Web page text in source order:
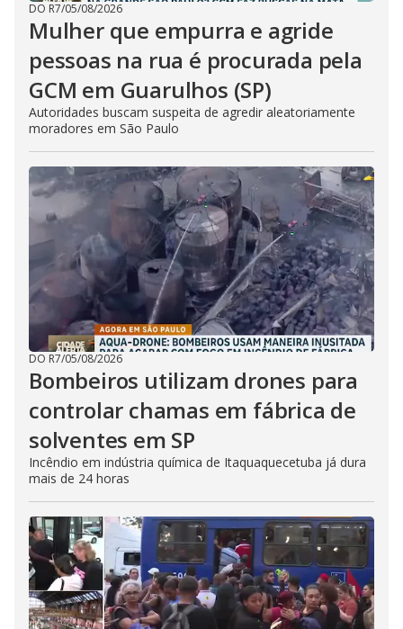
DO R7/05/08/2026
Mulher que empurra e agride
pessoas na rua é procurada pela
GCM em Guarulhos (SP)
Autoridades buscam suspeita de agredir aleatoriamente
moradores em São Paulo
DO R7/05/08/2026
Bombeiros utilizam drones para
controlar chamas em fábrica de
solventes em SP
Incêndio em indústria química de Itaquaquecetuba já dura
mais de 24 horas